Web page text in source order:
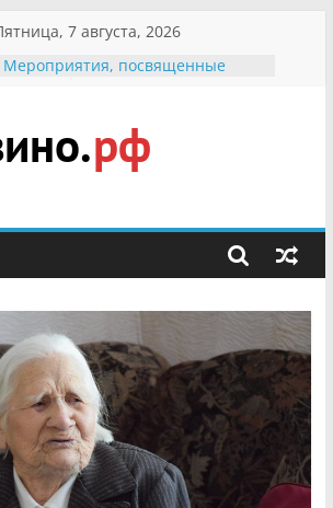
7 августа, 2026
Мероприятия, посвященные
гражданин Инжавинского округа»
участнице Великой
Отечественной, фронтовичке
Безопасность в сети Интернет
мероприятии «Сохраним
первоцветы!»
В вольере Воронинского
заповедника родились крапчатые
суслики